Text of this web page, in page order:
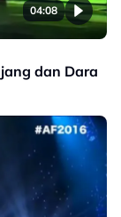
04:08
dan Dara